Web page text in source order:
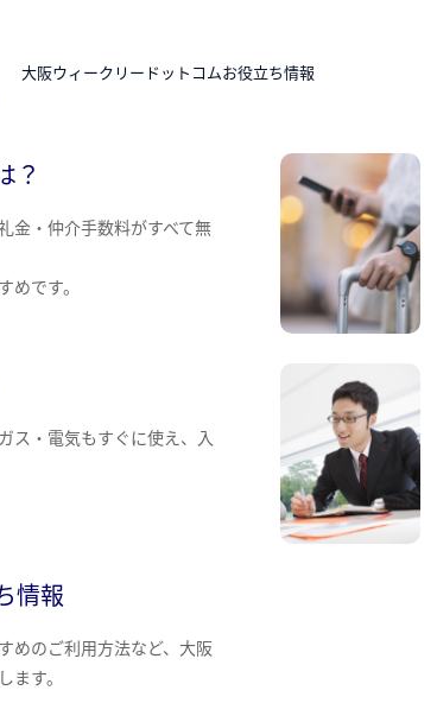
大阪ウィークリードットコムお役立ち情報
？
金・仲介手数料がすべて無
です。
ス・電気もすぐに使え、入
情報
めのご利用方法など、大阪
す。